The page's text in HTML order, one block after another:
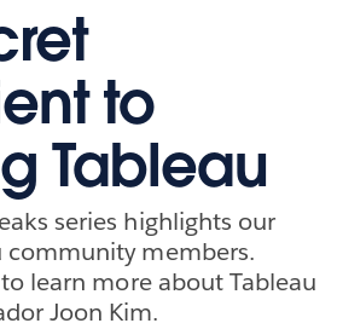
to
Tableau
series highlights our
community members.
learn more about Tableau
Joon Kim.